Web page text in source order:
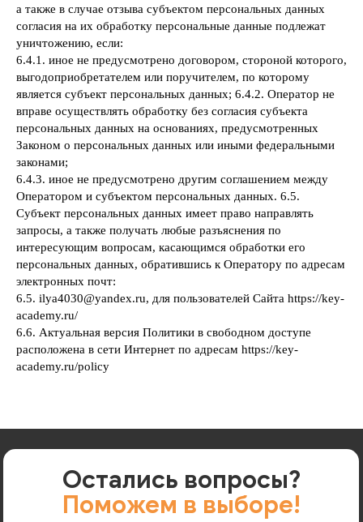
а также в случае отзыва субъектом персональных данных
согласия на их обработку персональные данные подлежат
уничтожению, если:
6.4.1. иное не предусмотрено договором, стороной которого,
выгодоприобретателем или поручителем, по которому
является субъект персональных данных; 6.4.2. Оператор не
вправе осуществлять обработку без согласия субъекта
персональных данных на основаниях, предусмотренных
Законом о персональных данных или иными федеральными
законами;
6.4.3. иное не предусмотрено другим соглашением между
Оператором и субъектом персональных данных. 6.5.
Субъект персональных данных имеет право направлять
запросы, а также получать любые разъяснения по
интересующим вопросам, касающимся обработки его
персональных данных, обратившись к Оператору по адресам
электронных почт:
6.5. ilya4030@yandex.ru, для пользователей Сайта https://key-
academy.ru/
6.6. Актуальная версия Политики в свободном доступе
расположена в сети Интернет по адресам https://key-
academy.ru/policy
Остались вопросы?
Поможем в выборе!